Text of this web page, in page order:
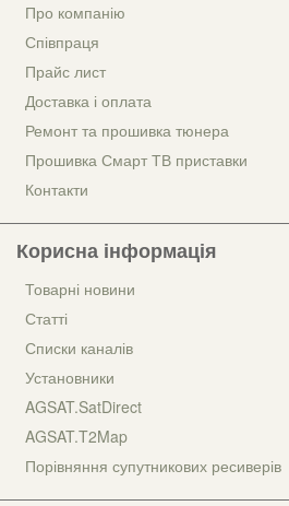
Про компанію
Співпраця
Прайс лист
Доставка і оплата
Ремонт та прошивка тюнера
Прошивка Смарт ТВ приставки
Контакти
Корисна інформація
Товарні новини
Статті
Списки каналів
Установники
AGSAT.SatDirect
AGSAT.T2Map
Порівняння супутникових ресиверів